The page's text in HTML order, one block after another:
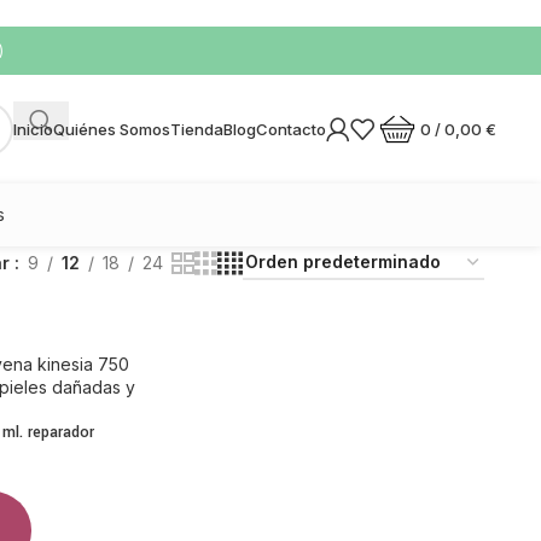
InicioQuiénes SomosTiendaBlogContacto 0 /0,00 €
9 12 18 24
reparador